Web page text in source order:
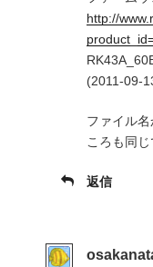
http://
(2011-09-
ファイル
ころも同じ
返信